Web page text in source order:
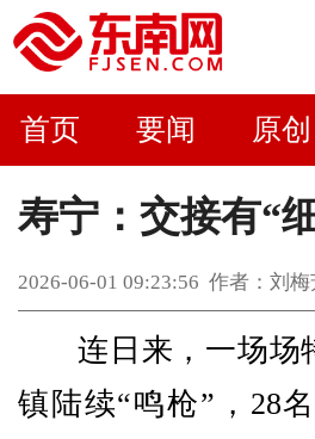
首页 要闻 原创
寿宁：交接有“
2026-06-01 09:23:56 作者：刘
连日来，一场场
镇陆续“鸣枪”，28